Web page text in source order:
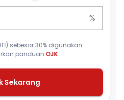
%
sebesar 30% digunakan
panduan OJK .
Sekarang